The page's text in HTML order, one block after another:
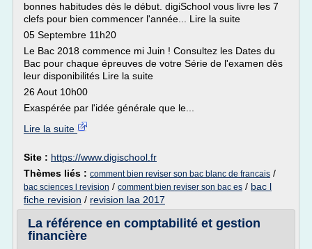
bonnes habitudes dès le début. digiSchool vous livre les 7
clefs pour bien commencer l'année... Lire la suite
05 Septembre 11h20
Le Bac 2018 commence mi Juin ! Consultez les Dates du
Bac pour chaque épreuves de votre Série de l'examen dès
leur disponibilités Lire la suite
26 Aout 10h00
Exaspérée par l'idée générale que le...
Lire la suite
Site : https://www.digischool.fr
Thèmes liés : comment bien reviser son bac blanc de francais /
bac sciences l revision / comment bien reviser son bac es / bac l
fiche revision / revision laa 2017
La référence en comptabilité et gestion
financière